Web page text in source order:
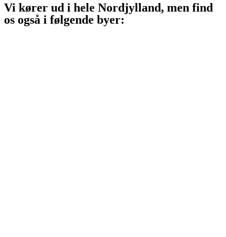
Vi kører ud i hele Nordjylland, men find
os også i følgende byer: